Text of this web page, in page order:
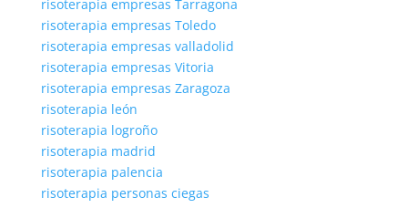
risoterapia empresas Tarragona
risoterapia empresas Toledo
risoterapia empresas valladolid
risoterapia empresas Vitoria
risoterapia empresas Zaragoza
risoterapia león
risoterapia logroño
risoterapia madrid
risoterapia palencia
risoterapia personas ciegas